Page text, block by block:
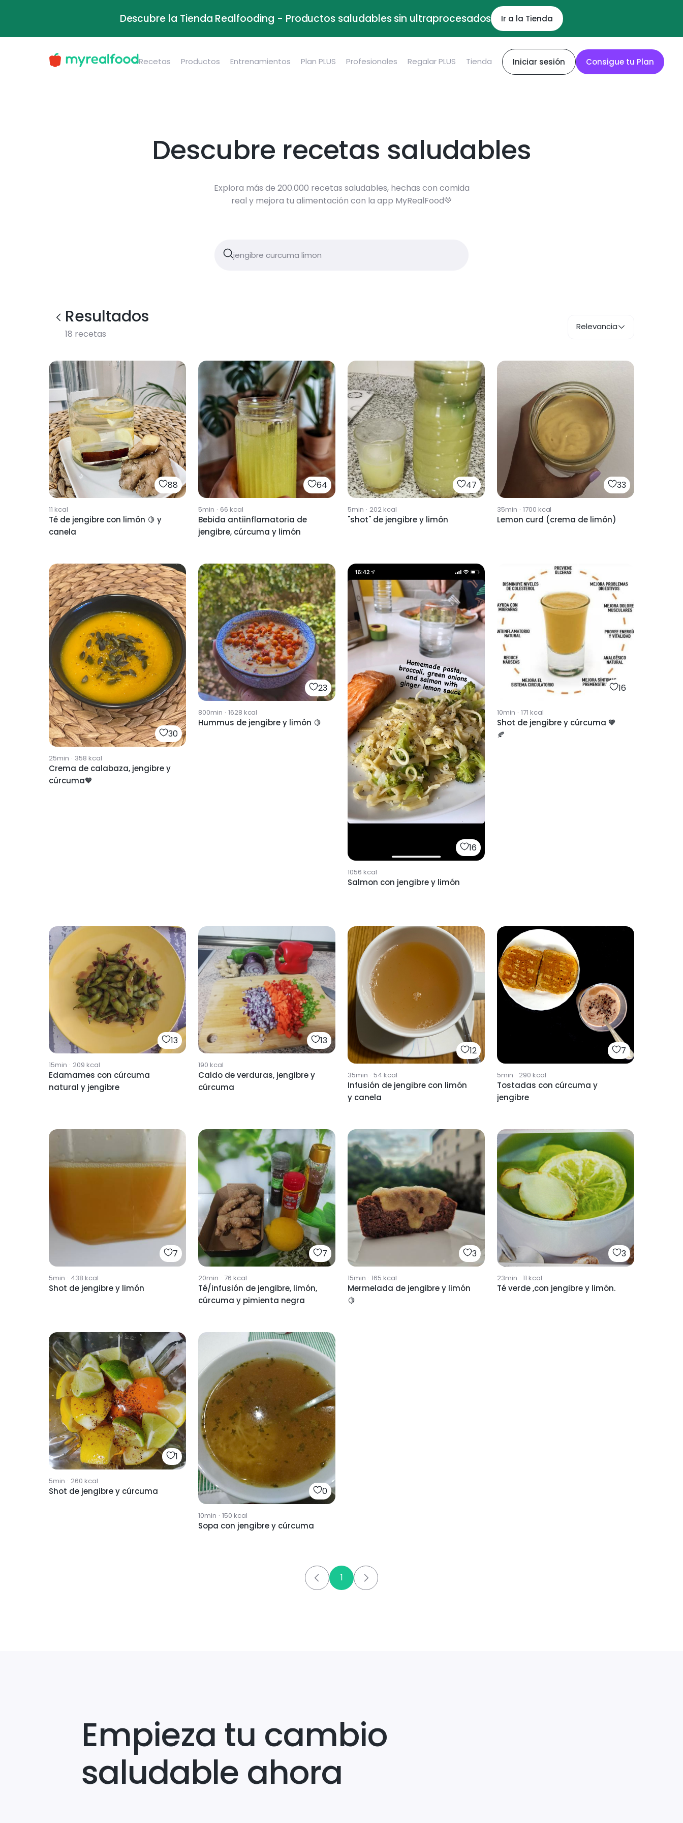
Descubre la Tienda Realfooding - Productos saludables sin ultraprocesados Ir a la Tienda
Recetas Productos Entrenamientos Plan PLUS Profesionales Regalar PLUS Tienda Iniciar sesión Consigue tu Plan
Descubre recetas saludables
Explora más de 200.000 recetas saludables, hechas con comida
real y mejora tu alimentación con la app MyRealFood💚
Resultados
18 recetas
Relevancia
88
11 kcal
Té de jengibre con limón 🍋 y
canela
64
5min · 66 kcal
Bebida antiinflamatoria de
jengibre, cúrcuma y limón
47
5min · 202kcal
"shot" de jengibre y limón
33
35min · 1700 kcal
Lemon curd (crema de limón)
30
25min · 358 kcal
Crema de calabaza, jengibre y
cúrcuma🧡
23
800min · 1628 kcal
Hummus de jengibre y limón 🍋
16
1056 kcal
Salmon con jengibre y limón
16
10min · 171 kcal
Shot de jengibre y cúrcuma 🧡
🍂
13
15min · 209 kcal
Edamames con cúrcuma
natural y jengibre
13
190 kcal
Caldo de verduras, jengibre y
cúrcuma
12
35min · 54 kcal
Infusión de jengibre con limón
y canela
7
5min · 290 kcal
Tostadas con cúrcuma y
jengibre
7
5min · 438 kcal
Shot de jengibre y limón
7
20min · 76 kcal
Té/infusión de jengibre, limón,
cúrcuma y pimienta negra
3
15min · 165 kcal
Mermelada de jengibre y limón
🍋
3
23min · 11 kcal
Té verde ,con jengibre y limón.
1
5min · 260 kcal
Shot de jengibre y cúrcuma 0
10min · 150 kcal
Sopa con jengibre y cúrcuma
1
Empieza tu cambio
saludable ahora